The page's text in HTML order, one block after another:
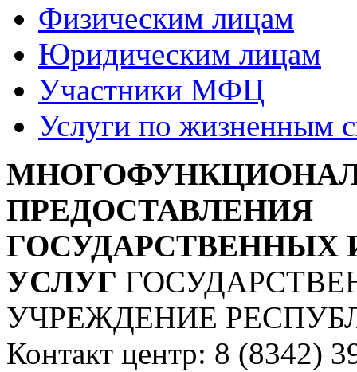
Физическим лицам
Юридическим лицам
Участники МФЦ
Услуги по жизненным
ПРЕДОСТАВЛЕНИЯ
УСЛУГ
УЧРЕЖДЕНИЕ
Контакт центр: 8 (8342)